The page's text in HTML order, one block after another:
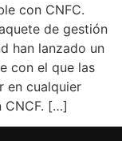
con CNFC.
de gestión
han lanzado un
con el que las
en cualquier
CNCF. […]